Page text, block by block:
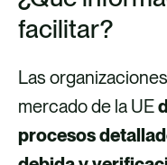
facilitar?
Las
mercado de la UE
procesos